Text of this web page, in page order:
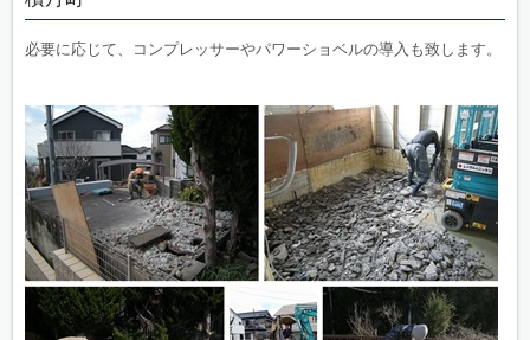
必要に応じて、コンプレッサーやパワーショベルの導入も致します。